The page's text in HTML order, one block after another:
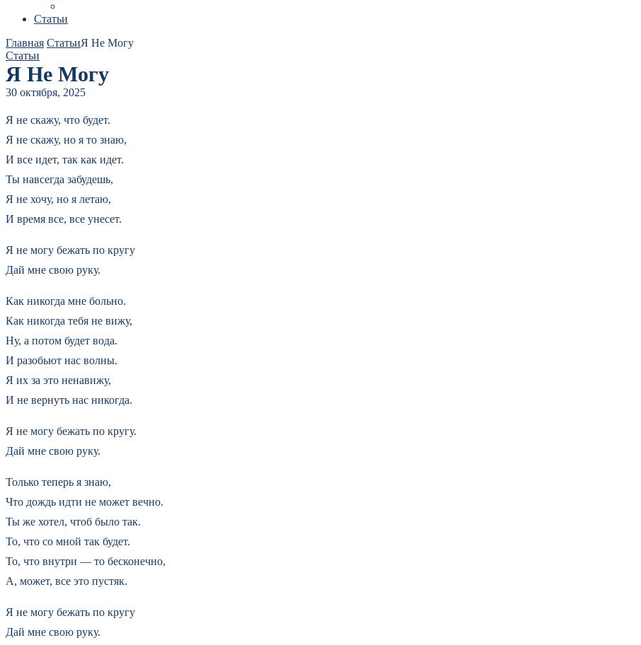
Статьи
Главная СтатьиЯ Не Могу
Статьи
Я Не Могу
30 октября, 2025
Я не скажу, что будет.
Я не скажу, но я то знаю,
И все идет, так как идет.
Ты навсегда забудешь,
Я не хочу, но я летаю,
И время все, все унесет.
Я не могу бежать по кругу
Дай мне свою руку.
Как никогда мне больно.
Как никогда тебя не вижу,
Ну, а потом будет вода.
И разобьют нас волны.
Я их за это ненавижу,
И не вернуть нас никогда.
Я не могу бежать по кругу.
Дай мне свою руку.
Только теперь я знаю,
Что дождь идти не может вечно.
Ты же хотел, чтоб было так.
То, что со мной так будет.
То, что внутри — то бесконечно,
А, может, все это пустяк.
Я не могу бежать по кругу
Дай мне свою руку.